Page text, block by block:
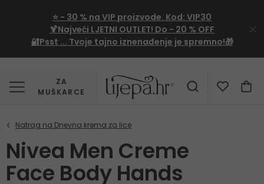
⭐ - 30 % na VIP proizvode. Kod: VIP30
🍹Najveći LJETNI OUTLET! Do - 20 % OFF
🔐Psst ... Tvoje tajno iznenađenje je spremno!🎁
ZA
MUŠKARCE
Nivea Men Creme
Face Body Hands